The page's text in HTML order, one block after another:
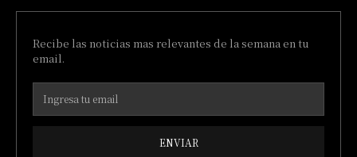
Recibe las noticias mas relevantes de la semana en tu
email.
ENVIAR